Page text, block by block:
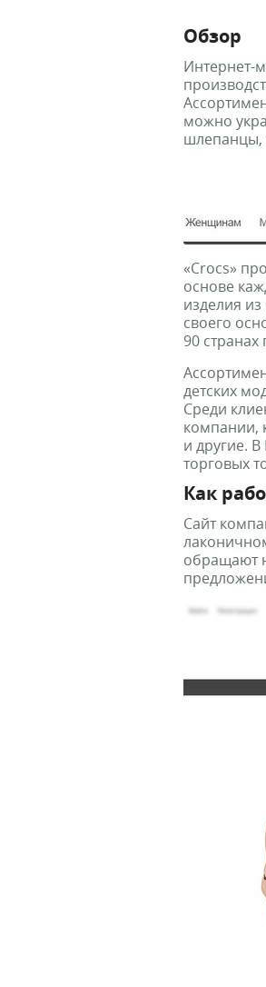
Обзор
Интернет-
можно
шлепанцы,
«Crocs»
основе
изделия
своего
90
детских
Среди
компании,
и другие.
торговых
Как
Сайт
обращают